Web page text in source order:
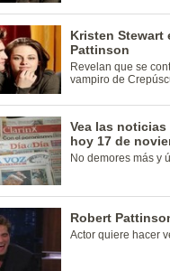
Kristen Stewart
Pattinson
Revelan que se
vampiro de
Vea las
hoy 17 de
No demores más y
Robert
Actor quiere hacer